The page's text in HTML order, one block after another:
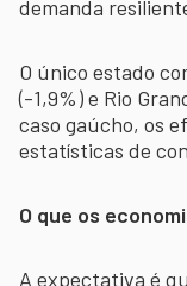
demanda
O único estado
(-1,9%) e Rio
caso gaúcho, os
estatísticas de
O que os
A expectativa é